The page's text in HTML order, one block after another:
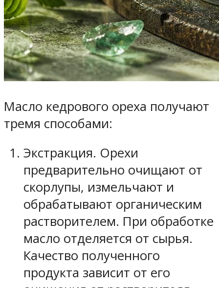
Масло кедрового ореха получают
тремя способами:
Экстракция. Орехи
предварительно очищают от
скорлупы, измельчают и
обрабатывают органическим
растворителем. При обработке
масло отделяется от сырья.
Качество полученного
продукта зависит от его